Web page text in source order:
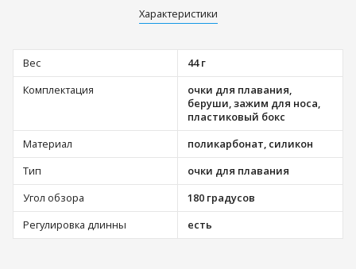
Характеристики
Вес
44 г
Комплектация
очки для плавания,
беруши, зажим для носа,
пластиковый бокс
Материал
поликарбонат, силикон
Тип
очки для плавания
Угол обзора
180 градусов
Регулировка длинны
есть